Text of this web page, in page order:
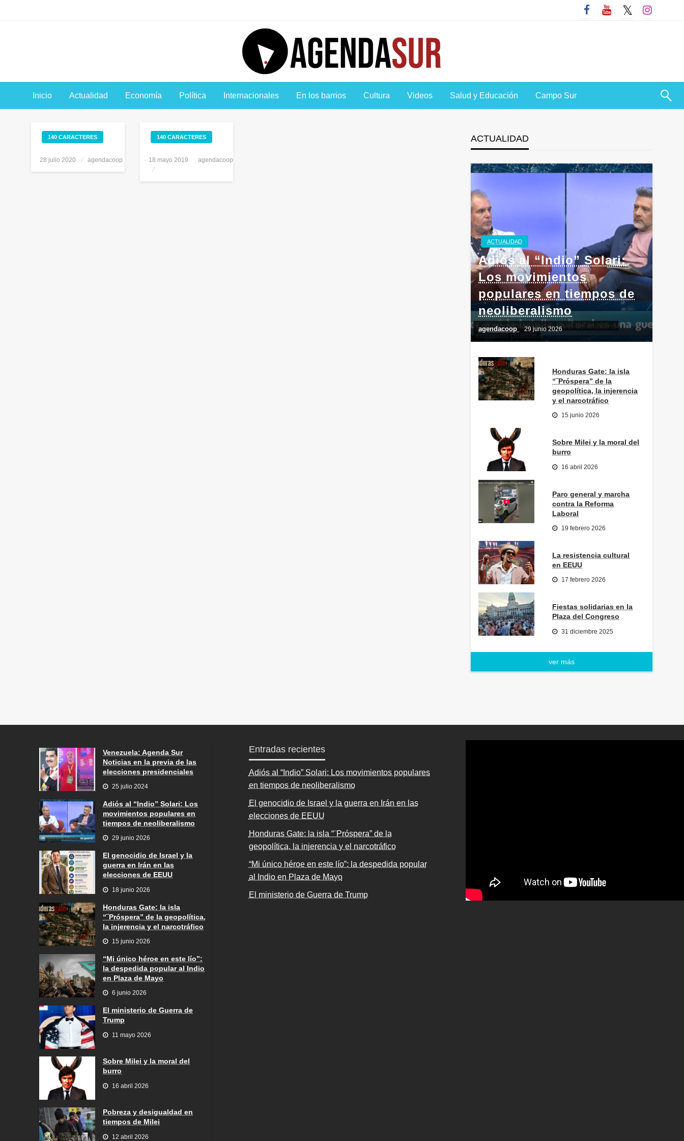
al
Agenda Sur
Inicio Actualidad Economía Política Internacionales En los barrios Cultura Videos Salud y Educación Campo Sur
140 CARACTERES
Publicado
28 julio 2020 agendacoop
140 CARACTERES
Publicado
el
18 mayo 2019 agendacoop
ACTUALIDAD
ACTUALIDAD
Adiós al “Indio” Solari:
Los movimientos
populares en tiempos de
neoliberalismo
agendacoop 29 junio 2026
Honduras Gate: la isla
“¨Próspera” de la
geopolítica, la injerencia
y el narcotráfico
15 junio 2026
Sobre Milei y la moral del
burro
16 abril 2026
Paro general y marcha
contra la Reforma
Laboral
19 febrero 2026
La resistencia cultural
en EEUU
17 febrero 2026
Fiestas solidarias en la
Plaza del Congreso
31 diciembre 2025
ver más
Venezuela: Agenda Sur
Noticias en la previa de las
elecciones presidenciales
25 julio 2024
Adiós al “Indio” Solari: Los
movimientos populares en
tiempos de neoliberalismo
29 junio 2026
El genocidio de Israel y la
guerra en Irán en las
elecciones de EEUU
18 junio 2026
Honduras Gate: la isla
“¨Próspera” de la geopolítica,
la injerencia y el narcotráfico
15 junio 2026
“Mi único héroe en este lío”:
la despedida popular al Indio
en Plaza de Mayo
6 junio 2026
El ministerio de Guerra de
Trump
11 mayo 2026
Sobre Milei y la moral del
burro
16 abril 2026
Pobreza y desigualdad en
tiempos de Milei
12 abril 2026
Entradas recientes
Adiós al “Indio” Solari: Los movimientos populares
en tiempos de neoliberalismo
El genocidio de Israel y la guerra en Irán en las
elecciones de EEUU
Honduras Gate: la isla “¨Próspera” de la
geopolítica, la injerencia y el narcotráfico
“Mi único héroe en este lío”: la despedida popular
al Indio en Plaza de Mayo
El ministerio de Guerra de Trump